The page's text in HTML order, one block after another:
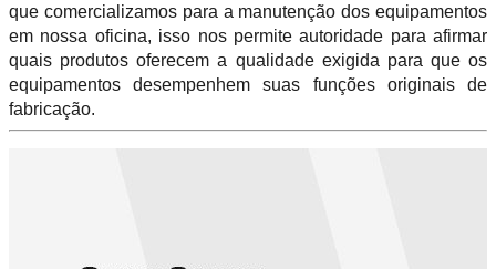
que comercializamos para a manutenção dos equipamentos
em nossa oficina, isso nos permite autoridade para afirmar
quais produtos oferecem a qualidade exigida para que os
equipamentos desempenhem suas funções originais de
fabricação.